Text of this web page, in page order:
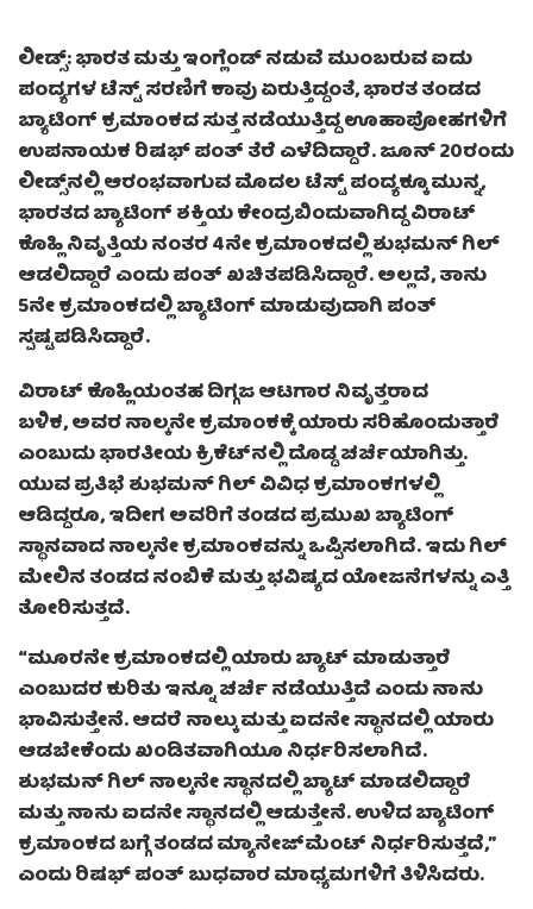
ಲೀಡ್ಸ್: ಭಾರತ ಮತ್ತು ಇಂಗ್ಲೆಂಡ್ ನಡುವೆ ಮುಂಬರುವ ಐದು
ಪಂದ್ಯಗಳ ಟೆಸ್ಟ್ ಸರಣಿಗೆ ಕಾವು ಏರುತ್ತಿದ್ದಂತೆ, ಭಾರತ ತಂಡದ
ಬ್ಯಾಟಿಂಗ್ ಕ್ರಮಾಂಕದ ಸುತ್ತ ನಡೆಯುತ್ತಿದ್ದ ಊಹಾಪೋಹಗಳಿಗೆ
ಉಪನಾಯಕ ರಿಷಭ್ ಪಂತ್ ತೆರೆ ಎಳೆದಿದ್ದಾರೆ. ಜೂನ್ 20ರಂದು
ಲೀಡ್ಸ್‌ನಲ್ಲಿ ಆರಂಭವಾಗುವ ಮೊದಲ ಟೆಸ್ಟ್ ಪಂದ್ಯಕ್ಕೂ ಮುನ್ನ,
ಭಾರತದ ಬ್ಯಾಟಿಂಗ್ ಶಕ್ತಿಯ ಕೇಂದ್ರಬಿಂದುವಾಗಿದ್ದ ವಿರಾಟ್
ಕೊಹ್ಲಿ ನಿವೃತ್ತಿಯ ನಂತರ 4ನೇ ಕ್ರಮಾಂಕದಲ್ಲಿ ಶುಭಮನ್ ಗಿಲ್
ಆಡಲಿದ್ದಾರೆ ಎಂದು ಪಂತ್ ಖಚಿತಪಡಿಸಿದ್ದಾರೆ. ಅಲ್ಲದೆ, ತಾನು
5ನೇ ಕ್ರಮಾಂಕದಲ್ಲಿ ಬ್ಯಾಟಿಂಗ್ ಮಾಡುವುದಾಗಿ ಪಂತ್
ಸ್ಪಷ್ಟಪಡಿಸಿದ್ದಾರೆ.
ವಿರಾಟ್ ಕೊಹ್ಲಿಯಂತಹ ದಿಗ್ಗಜ ಆಟಗಾರ ನಿವೃತ್ತರಾದ
ಬಳಿಕ, ಅವರ ನಾಲ್ಕನೇ ಕ್ರಮಾಂಕಕ್ಕೆ ಯಾರು ಸರಿಹೊಂದುತ್ತಾರೆ
ಎಂಬುದು ಭಾರತೀಯ ಕ್ರಿಕೆಟ್‌ನಲ್ಲಿ ದೊಡ್ಡ ಚರ್ಚೆಯಾಗಿತ್ತು.
ಯುವ ಪ್ರತಿಭೆ ಶುಭಮನ್ ಗಿಲ್ ವಿವಿಧ ಕ್ರಮಾಂಕಗಳಲ್ಲಿ
ಆಡಿದ್ದರೂ, ಇದೀಗ ಅವರಿಗೆ ತಂಡದ ಪ್ರಮುಖ ಬ್ಯಾಟಿಂಗ್
ಸ್ಥಾನವಾದ ನಾಲ್ಕನೇ ಕ್ರಮಾಂಕವನ್ನು ಒಪ್ಪಿಸಲಾಗಿದೆ. ಇದು ಗಿಲ್
ಮೇಲಿನ ತಂಡದ ನಂಬಿಕೆ ಮತ್ತು ಭವಿಷ್ಯದ ಯೋಜನೆಗಳನ್ನು ಎತ್ತಿ
ತೋರಿಸುತ್ತದೆ.
“ಮೂರನೇ ಕ್ರಮಾಂಕದಲ್ಲಿ ಯಾರು ಬ್ಯಾಟ್ ಮಾಡುತ್ತಾರೆ
ಎಂಬುದರ ಕುರಿತು ಇನ್ನೂ ಚರ್ಚೆ ನಡೆಯುತ್ತಿದೆ ಎಂದು ನಾನು
ಭಾವಿಸುತ್ತೇನೆ. ಆದರೆ ನಾಲ್ಕು ಮತ್ತು ಐದನೇ ಸ್ಥಾನದಲ್ಲಿ ಯಾರು
ಆಡಬೇಕೆಂದು ಖಂಡಿತವಾಗಿಯೂ ನಿರ್ಧರಿಸಲಾಗಿದೆ.
ಶುಭಮನ್ ಗಿಲ್ ನಾಲ್ಕನೇ ಸ್ಥಾನದಲ್ಲಿ ಬ್ಯಾಟ್ ಮಾಡಲಿದ್ದಾರೆ
ಮತ್ತು ನಾನು ಐದನೇ ಸ್ಥಾನದಲ್ಲಿ ಆಡುತ್ತೇನೆ. ಉಳಿದ ಬ್ಯಾಟಿಂಗ್
ಕ್ರಮಾಂಕದ ಬಗ್ಗೆ ತಂಡದ ಮ್ಯಾನೇಜ್‌ಮೆಂಟ್ ನಿರ್ಧರಿಸುತ್ತದೆ,”
ಎಂದು ರಿಷಭ್ ಪಂತ್ ಬುಧವಾರ ಮಾಧ್ಯಮಗಳಿಗೆ ತಿಳಿಸಿದರು.